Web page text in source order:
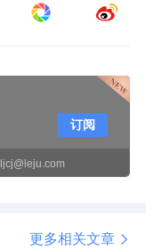
ljcj@leju.com
订阅
更多相关文章